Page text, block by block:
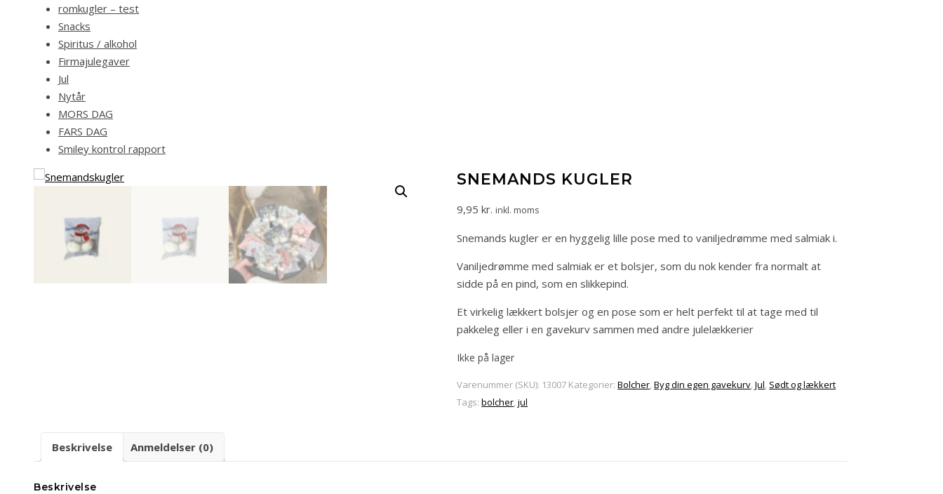
romkugler – test
Snacks
Spiritus / alkohol
Firmajulegaver
Jul
Nytår
MORS DAG
FARS DAG
Smiley kontrol rapport
SNEMANDS KUGLER
9,95kr. inkl. moms
Snemands kugler er en hyggelig lille pose med to vaniljedrømme med salmiak i.
Vaniljedrømme med salmiak er et bolsjer, som du nok kender fra normalt at
sidde på en pind, som en slikkepind.
Et virkelig lækkert bolsjer og en pose som er helt perfekt til at tage med til
pakkeleg eller i en gavekurv sammen med andre julelækkerier
Ikke på lager
Varenummer (SKU): 13007 Kategorier:Bolcher,Byg din egen gavekurv,Jul, Sødt og lækkert
Tags:bolcher,jul
Beskrivelse Anmeldelser (0)
Beskrivelse